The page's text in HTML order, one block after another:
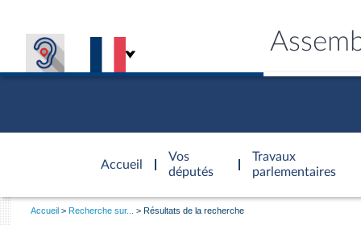
Accueil
d'accueil
Vos
députés
Travaux
parlementaires
Vous
Accueil Recherche sur... Résultats de la recherche